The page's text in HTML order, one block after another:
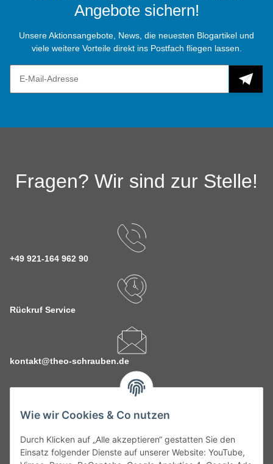
Wie wir Cookies & Co nutzen
Durch Klicken auf „Alle akzeptieren“ gestatten Sie den
Einsatz folgender Dienste auf unserer Website: YouTube,
Angebote sichern!
Unsere Aktionsangebote, News, die neuesten Blogartikel und
viele weitere Vorteile direkt ins Postfach fliegen lassen.
Fragen? Wir sind zur Stelle!
+49 921-164 962 90
Rückruf Service
kontakt@theo-schrauben.de
Service